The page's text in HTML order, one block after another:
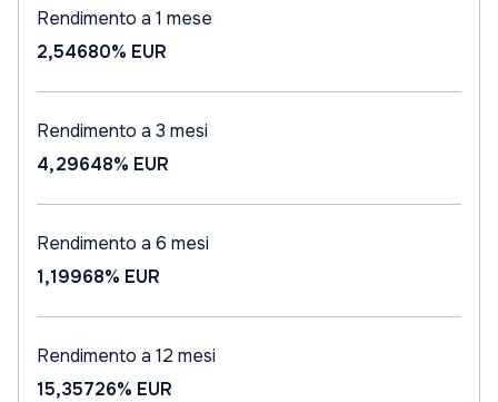
Rendimento a 1 mese
2,54680% EUR
Rendimento a 3 mesi
4,29648% EUR
Rendimento a 6 mesi
1,19968% EUR
Rendimento a 12 mesi
15,35726% EUR